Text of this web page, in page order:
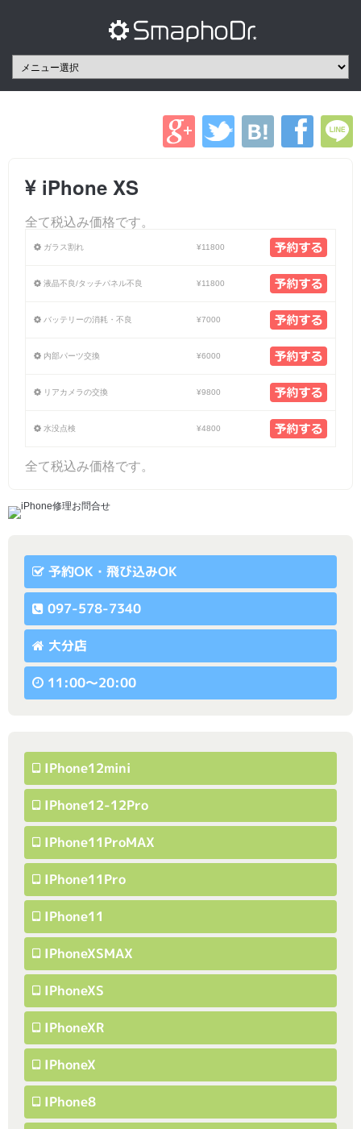
iPhone XS
全て税込み価格です。
ガラス割れ ¥11800
液晶不良/タッチパネル不良 ¥11800
バッテリーの消耗・不良 ¥7000
内部パーツ交換 ¥6000
リアカメラの交換 ¥9800
水没点検 ¥4800
全て税込み価格です。
予約OK・飛び込みOK
097-578-7340
大分店
11:00〜20:00
IPhone12mini
IPhone12-12Pro
IPhone11ProMAX
IPhone11Pro
IPhone11
IPhoneXSMAX
IPhoneXS
IPhoneXR
IPhoneX
IPhone8